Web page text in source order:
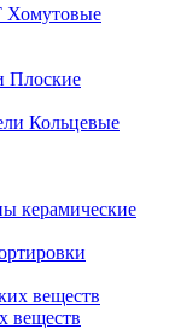
Хомутовые
Плоские
Кольцевые
керамические
веществ